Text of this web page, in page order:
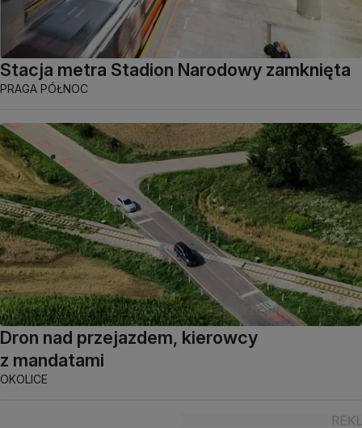
Stacja metra Stadion Narodowy zamknięta
PRAGA PÓŁNOC
Dron nad przejazdem, kierowcy
z mandatami
OKOLICE